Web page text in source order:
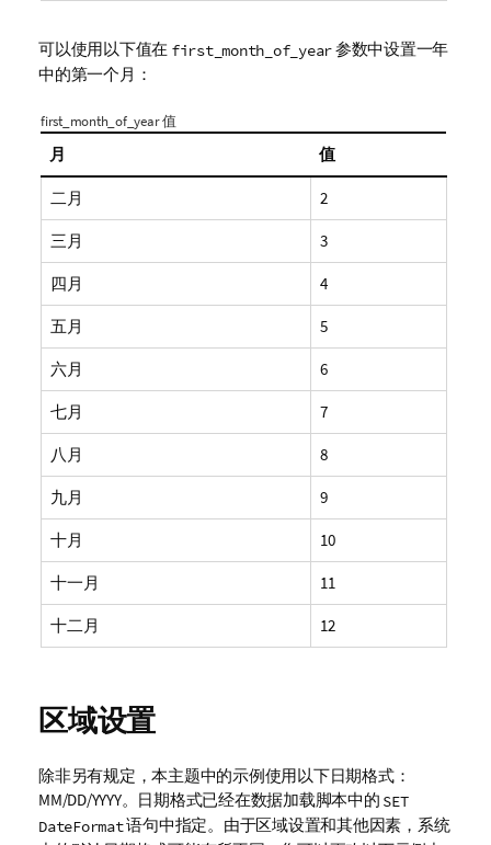
可以使用以下值在 first_month_of_year参数中设置一年
中的第一个月：
first_month_of_year 值
月 值
二月 2
三月 3
四月 4
五月 5
六月 6
七月 7
八月 8
九月 9
十月 10
十一月 11
十二月 12
区域设置
除非另有规定，本主题中的示例使用以下日期格式：
MM/DD/YYYY。日期格式已经在数据加载脚本中的 SET
DateFormat语句中指定。由于区域设置和其他因素，系统